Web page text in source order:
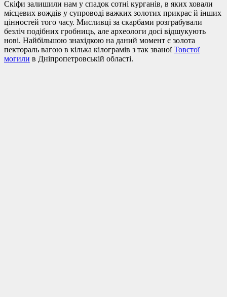
Скіфи залишили нам у спадок сотні курганів, в яких ховали
місцевих вождів у супроводі важких золотих прикрас й інших
цінностей того часу. Мисливці за скарбами розграбували
безліч подібних гробниць, але археологи досі відшукують
нові. Найбільшою знахідкою на даний момент є золота
пектораль вагою в кілька кілограмів з так званоїТовстої
могили в Дніпропетровській області.